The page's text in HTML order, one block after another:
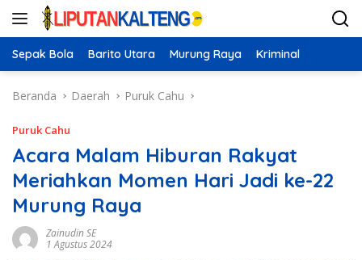
Langsung
Sepak Bola Barito Utara Murung Raya Kriminal
Beranda Daerah Puruk Cahu
Puruk Cahu
Acara Malam Hiburan Rakyat
Meriahkan Momen Hari Jadi ke-22
Murung Raya
Zainudin SE
1 Agustus 2024